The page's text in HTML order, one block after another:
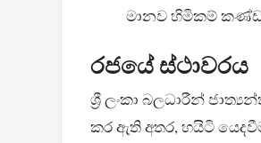
මානව හිමිකම්
රජයේ ස්ථාවරය
ශ්‍රී ලංකා බලධාරීන්
කර ඇති අතර, හයිටි